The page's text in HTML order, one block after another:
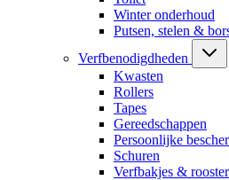
Winter onderhoud
Putsen, stelen &
Verfbenodigdheden
Kwasten
Rollers
Tapes
Gereedschappen
Persoonlijke
Schuren
Verfbakjes &